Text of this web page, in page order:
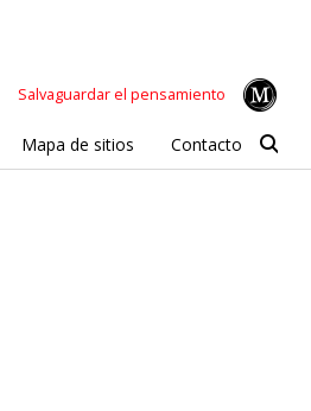
Salvaguardar el pensamiento
Mapa de sitios Contacto